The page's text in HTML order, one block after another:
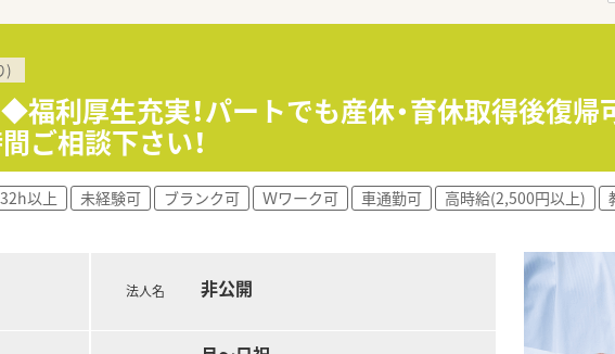
)
福利厚生充実！パートでも産休・育休取得後復帰
ご相談下さい！
以上 未経験可 ブランク可 Ｗワーク可 車通勤可 高時給(2,500円以上)
法人名 非公開